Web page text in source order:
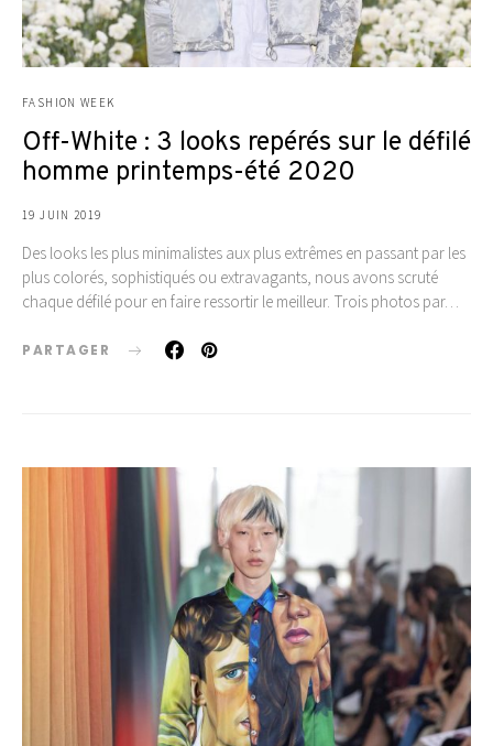
FASHION WEEK
Off-White : 3 looks repérés sur le défilé
homme printemps-été 2020
19 JUIN 2019
Des looks les plus minimalistes aux plus extrêmes en passant par les
plus colorés, sophistiqués ou extravagants, nous avons scruté
chaque défilé pour en faire ressortir le meilleur. Trois photos par…
PARTAGER